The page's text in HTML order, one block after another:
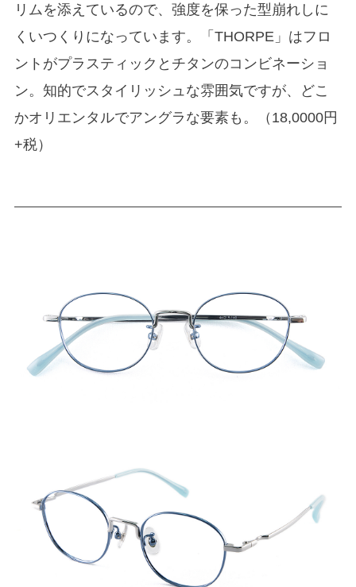
リムを添えているので、強度を保った型崩れしに
くいつくりになっています。「THORPE」はフロ
ントがプラスティックとチタンのコンビネーショ
ン。知的でスタイリッシュな雰囲気ですが、どこ
かオリエンタルでアングラな要素も。（18,0000円
+税）